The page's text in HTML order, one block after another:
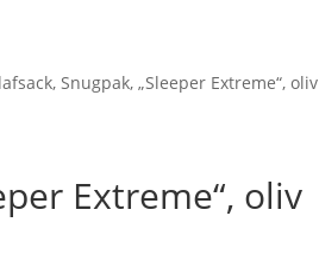
Snugpak, „Sleeper Extreme“, oliv
Extreme“, oliv